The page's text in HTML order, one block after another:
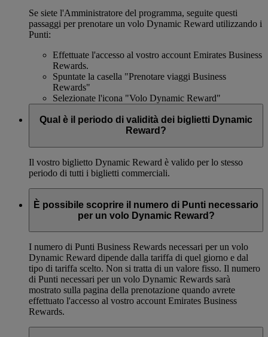
Se siete l'Amministratore del programma, seguite questi
passaggi per prenotare un volo Dynamic Reward utilizzando i
Punti:
Effettuate l'accesso al vostro account Emirates Business
Rewards.
Spuntate la casella "Prenotare viaggi Business
Rewards"
Selezionate l'icona "Volo Dynamic Reward"
Qual è il periodo di validità dei biglietti Dynamic
Reward?
Il vostro biglietto Dynamic Reward è valido per lo stesso
periodo di tutti i biglietti commerciali.
È possibile scoprire il numero di Punti necessario
per un volo Dynamic Reward?
I numero di Punti Business Rewards necessari per un volo
Dynamic Reward dipende dalla tariffa di quel giorno e dal
tipo di tariffa scelto. Non si tratta di un valore fisso. Il numero
di Punti necessari per un volo Dynamic Rewards sarà
mostrato sulla pagina della prenotazione quando avrete
effettuato l'accesso al vostro account Emirates Business
Rewards.